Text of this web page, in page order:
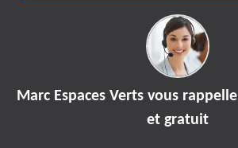
Marc Espaces Verts vous rappelle
et gratuit